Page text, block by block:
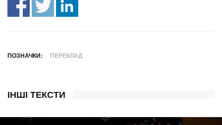
ПОЗНАЧКИ: ПЕРЕКЛАД
ІНШІ ТЕКСТИ